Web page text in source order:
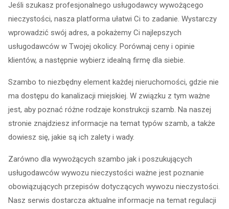
Jeśli szukasz profesjonalnego usługodawcy wywożącego
nieczystości, nasza platforma ułatwi Ci to zadanie. Wystarczy
wprowadzić swój adres, a pokażemy Ci najlepszych
usługodawców w Twojej okolicy. Porównaj ceny i opinie
klientów, a następnie wybierz idealną firmę dla siebie.
Szambo to niezbędny element każdej nieruchomości, gdzie nie
ma dostępu do kanalizacji miejskiej. W związku z tym ważne
jest, aby poznać różne rodzaje konstrukcji szamb. Na naszej
stronie znajdziesz informacje na temat typów szamb, a także
dowiesz się, jakie są ich zalety i wady.
Zarówno dla wywożących szambo jak i poszukujących
usługodawców wywozu nieczystości ważne jest poznanie
obowiązujących przepisów dotyczących wywozu nieczystości.
Nasz serwis dostarcza aktualne informacje na temat regulacji